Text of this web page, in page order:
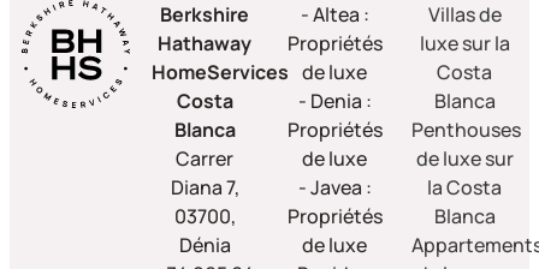
Berkshire
Hathaway
HomeServices
Costa
Blanca
Carrer
Diana 7,
03700,
Dénia
- Altea :
Propriétés
de luxe
- Denia :
Propriétés
de luxe
- Javea :
Propriétés
de luxe
Villas de
luxe sur la
Costa
Blanca
Penthouses
de luxe sur
la Costa
Blanca